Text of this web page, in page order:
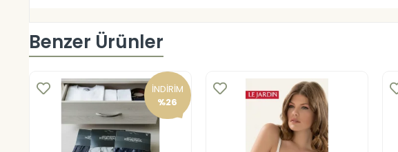
Benzer Ürünler
İNDİRİM
%26